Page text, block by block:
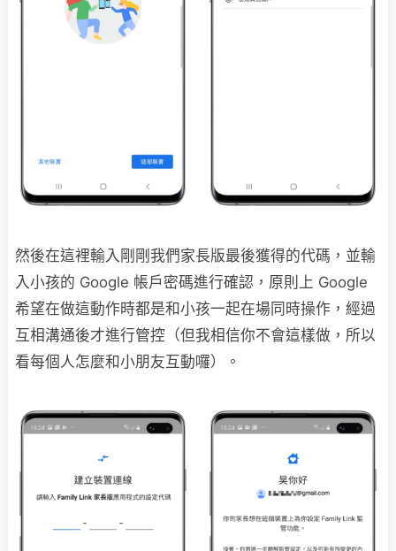
然後在這裡輸入剛剛我們家長版最後獲得的代碼，並輸
入小孩的 Google 帳戶密碼進行確認，原則上 Google
希望在做這動作時都是和小孩一起在場同時操作，經過
互相溝通後才進行管控（但我相信你不會這樣做，所以
看每個人怎麼和小朋友互動囉）。